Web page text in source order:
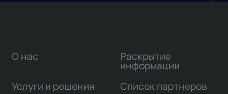
О нас
Услуги и решения
Раскрытие
информации
Список партнеров